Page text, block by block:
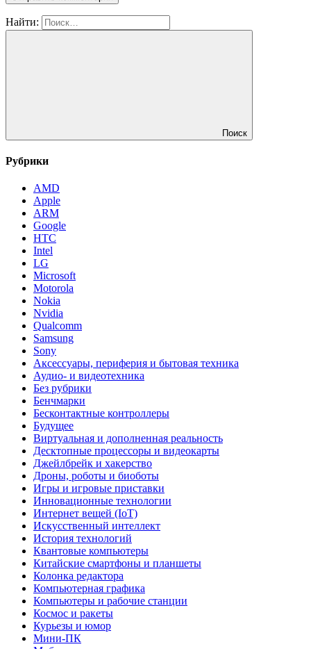
Найти:
Поиск
Рубрики
AMD
Apple
ARM
Google
HTC
Intel
LG
Microsoft
Motorola
Nokia
Nvidia
Qualcomm
Samsung
Sony
Аксессуары, периферия и бытовая техника
Аудио- и видеотехника
Без рубрики
Бенчмарки
Бесконтактные контроллеры
Будущее
Виртуальная и дополненная реальность
Десктопные процессоры и видеокарты
Джейлбрейк и хакерство
Дроны, роботы и биоботы
Игры и игровые приставки
Инновационные технологии
Интернет вещей (IoT)
Искусственный интеллект
История технологий
Квантовые компьютеры
Китайские смартфоны и планшеты
Колонка редактора
Компьютерная графика
Компьютеры и рабочие станции
Космос и ракеты
Курьезы и юмор
Мини-ПК